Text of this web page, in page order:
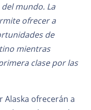
mundo. La
ofrecer a
de
mientras
clase por las
Alaska ofrecerán a